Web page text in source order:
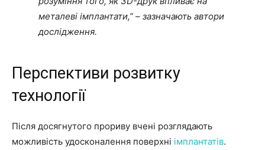
металеві імплантати,” – зазначають автори
дослідження.
Перспективи розвитку
технології
Після досягнутого прориву вчені розглядають
можливість удосконалення поверхні імплантатів.